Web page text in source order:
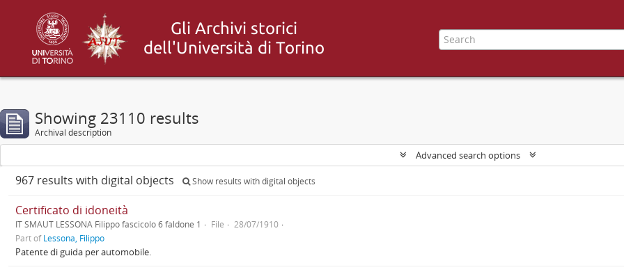
Showing 23110 results
Archival description
Advanced search options
967 results with digital objects Show results with digital objects
Certificato di idoneità
IT SMAUT LESSONA Filippo fascicolo 6 faldone 1 File
28/07/1910
Part ofLessona, Filippo
Patente di guida per automobile.